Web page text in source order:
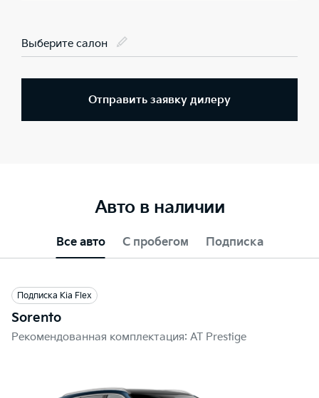
Выберите салон
Отправить заявку дилеру
Авто в наличии
Все авто С пробегом Подписка
Подписка Kia Flex
Sorento
Рекомендованная комплектация: AT Prestige